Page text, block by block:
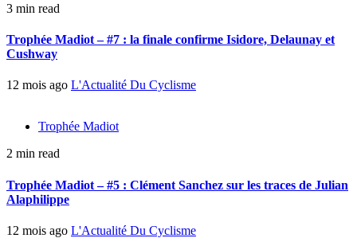
3 min read
Trophée Madiot – #7 : la finale confirme Isidore, Delaunay et
Cushway
12 mois ago L'Actualité Du Cyclisme
Trophée Madiot
2 min read
Trophée Madiot – #5 : Clément Sanchez sur les traces de Julian
Alaphilippe
12 mois ago L'Actualité Du Cyclisme